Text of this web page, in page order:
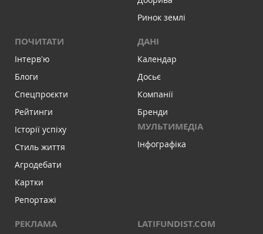
Ринок землі
ПОЧИТАТИ
Інтервʼю
Блоги
Спецпроєкти
Рейтинги
Історії успіху
Стиль життя
Агродебати
Картки
Репортажі
ДАНІ
Календар
Досьє
Компанії
Бренди
МУЛЬТИМЕДІА
Інфографіка
РЕКЛАМА LATIFUNDIST.COM